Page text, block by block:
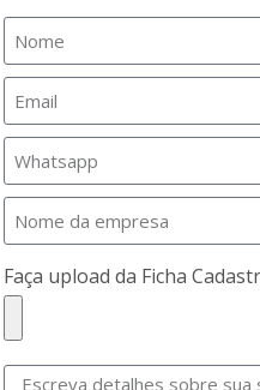
Faça upload da Ficha